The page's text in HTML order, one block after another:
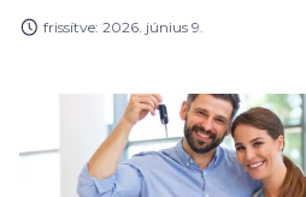
felesleges emiatt
frissítve: 2026. június 9.